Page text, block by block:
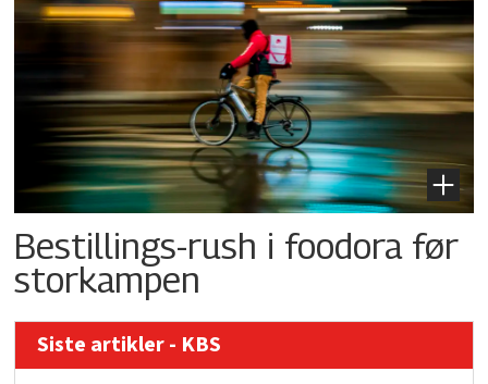
Bestillings-rush i foodora før
storkampen
Siste artikler - KBS